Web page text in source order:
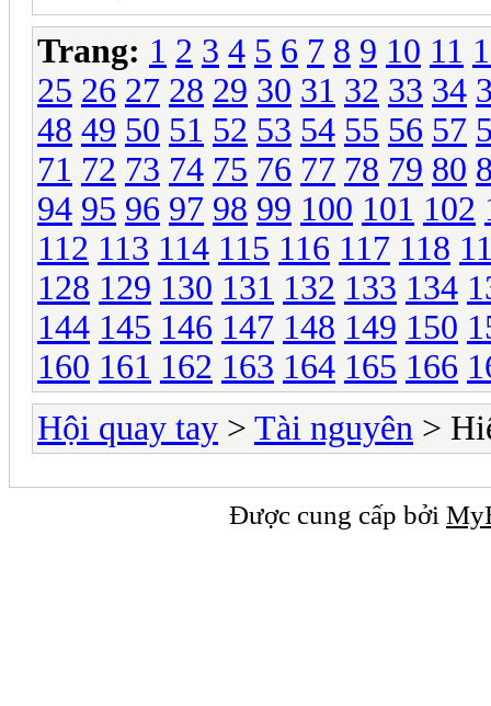
Trang: 1 2 3 4 5 6 7 8 9 10 11
25 26 27 28 29 30 31 32 33 34
48 49 50 51 52 53 54 55 56 57
71 72 73 74 75 76 77 78 79 80
94 95 96 97 98 99 100 101 102
112 113 114 115 116 117 118
128 129 130 131 132 133 134
144 145 146 147 148 149 150
160 161 162 163 164 165 166
Hội quay tay > Tài nguyên >
Được cung cấp bởi